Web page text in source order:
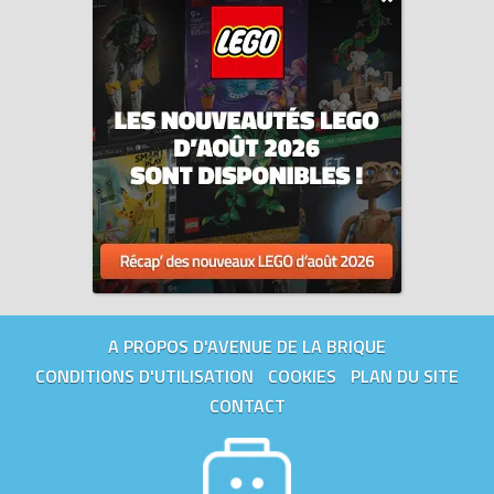
A PROPOS D'AVENUE DE LA BRIQUE
CONDITIONS D'UTILISATION
COOKIES
PLAN DU SITE
CONTACT